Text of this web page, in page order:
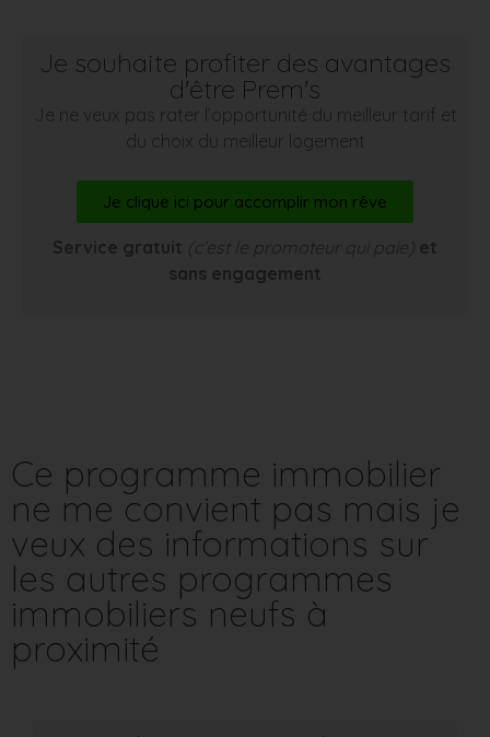
Je souhaite profiter des avantages
d'être Prem's
Je ne veux pas rater l’opportunité du meilleur tarif et
du choix du meilleur logement
Je clique ici pour accomplir mon rêve
Service gratuit (c’est le promoteur qui paie) et
sans engagement
Ce programme immobilier
ne me convient pas mais je
veux des informations sur
les autres programmes
immobiliers neufs à
proximité